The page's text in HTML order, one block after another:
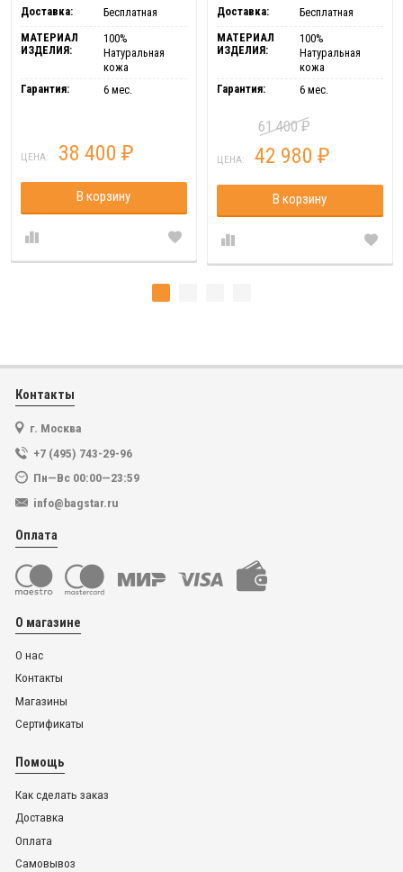
Доставка:
Бесплатная
МАТЕРИАЛ
ИЗДЕЛИЯ:
100%
Натуральная
кожа
Гарантия:
6 мес.
ЦЕНА: 38 400 ₽
В корзину
Доставка:
Бесплатная
МАТЕРИАЛ
ИЗДЕЛИЯ:
100%
Натуральная
кожа
Гарантия:
6 мес.
61 400₽
ЦЕНА: 42 980 ₽
В корзину
Контакты
г. Москва
+7 (495) 743-29-96
Пн—Вс 00:00—23:59
info@bagstar.ru
Оплата
О магазине
О нас
Контакты
Магазины
Сертификаты
Помощь
Как сделать заказ
Доставка
Оплата
Самовывоз